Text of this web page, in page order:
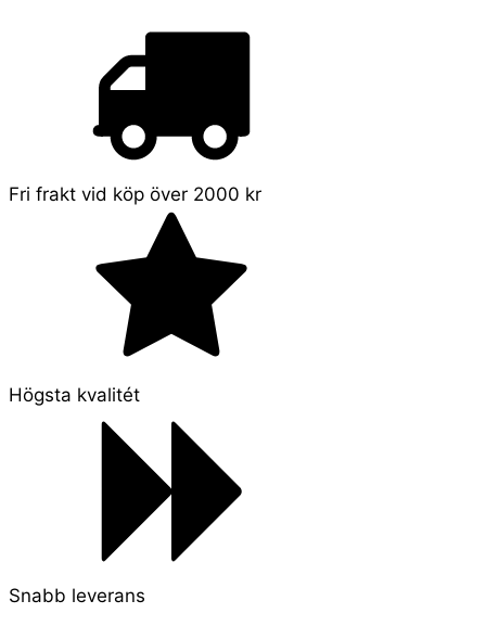
Fri frakt vid köp över 2000 kr
Högsta kvalitét
Snabb leverans